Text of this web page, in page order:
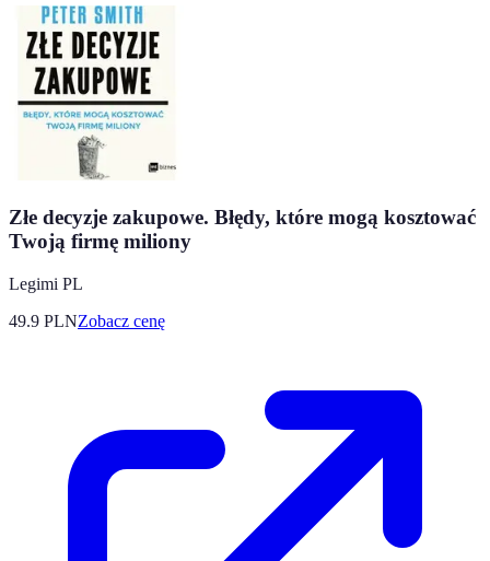
Złe decyzje zakupowe. Błędy, które mogą kosztować
Twoją firmę miliony
Legimi PL
49.9 PLNZobacz cenę